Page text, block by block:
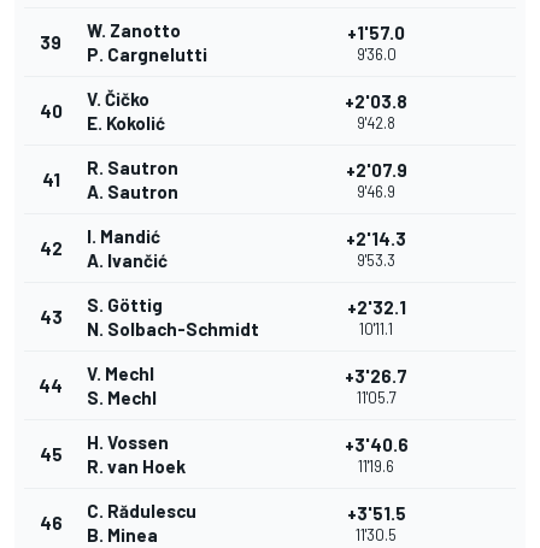
39
W. Zanotto
P. Cargnelutti
+1'57.0
9'36.0
40
V. Čičko
E. Kokolić
+2'03.8
9'42.8
41
R. Sautron
A. Sautron
+2'07.9
9'46.9
42
I. Mandić
A. Ivančić
+2'14.3
9'53.3
43
S. Göttig
N. Solbach-Schmidt
+2'32.1
10'11.1
44
V. Mechl
S. Mechl
+3'26.7
11'05.7
45
H. Vossen
R. van Hoek
+3'40.6
11'19.6
46
C. Rădulescu
B. Minea
+3'51.5
11'30.5